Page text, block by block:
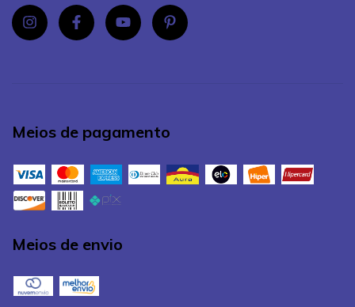
Meios de pagamento
Meios de envio